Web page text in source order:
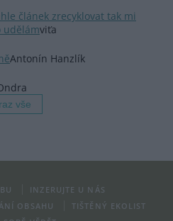
článek zrecyklovat tak mi
udělámviťa
Antonín Hanzlík
INZERUJTE U NÁS
OBSAHU
TIŠTĚNÝ EKOLIST